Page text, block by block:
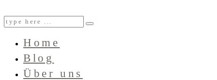
Home
Blog
Über uns